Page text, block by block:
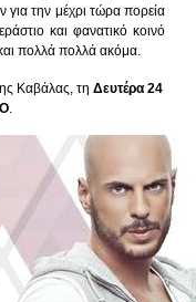
την μέχρι τώρα πορεία
και φανατικό κοινό
πολλά πολλά ακόμα.
Καβάλας, τη Δευτέρα 24